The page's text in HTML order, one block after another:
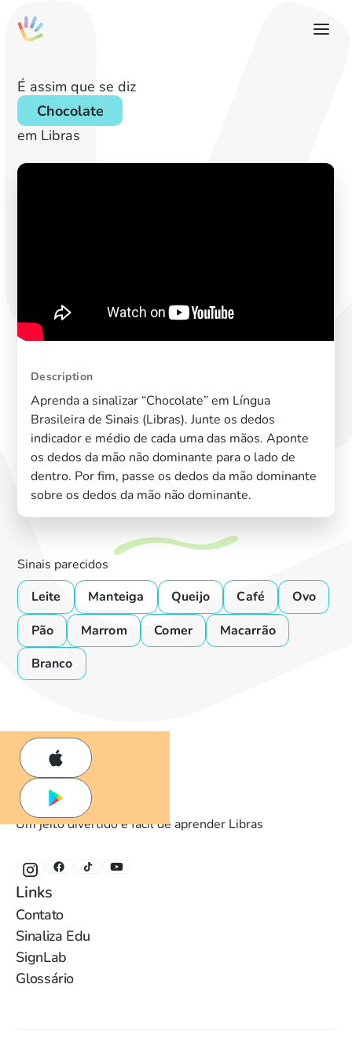
É assim que se diz
Chocolate
em Libras
Description
Aprenda a sinalizar “Chocolate” em Língua
Brasileira de Sinais (Libras). Junte os dedos
indicador e médio de cada uma das mãos. Aponte
os dedos da mão não dominante para o lado de
dentro. Por fim, passe os dedos da mão dominante
sobre os dedos da mão não dominante.
Sinais parecidos
Leite
Manteiga Queijo Café
Ovo
Pão
Marrom Comer
Macarrão
Branco
Um jeito divertido e fácil de aprender Libras
Links
Contato
Sinaliza Edu
SignLab
Glossário